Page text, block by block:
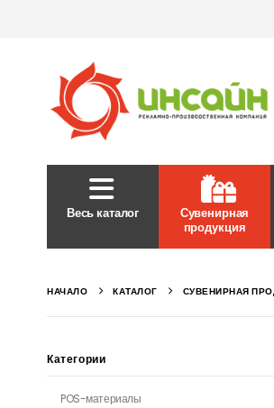
Весь каталог
Сувенирная
продукция
НАЧАЛО КАТАЛОГ СУВЕНИРНАЯ
Категории
POS-материалы